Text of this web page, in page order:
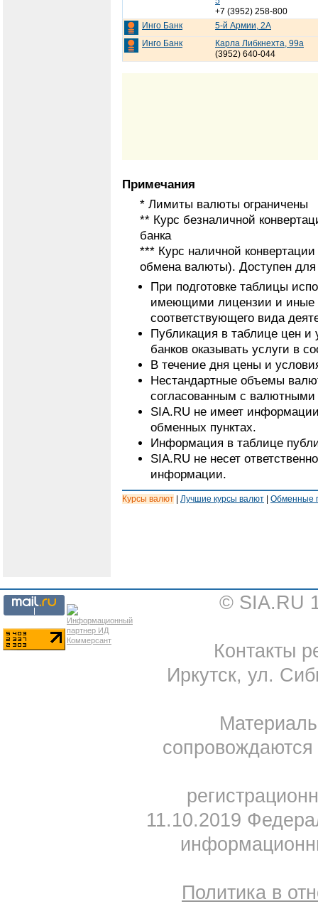
+7 (3952) 258-800
Инго Банк
5-й Армии, 2А
Инго Банк
Карла Либкнехта, 99а
(3952) 640-044
Примечания
* Лимиты валюты ограничены
** Курс безналичной
банка
*** Курс наличной
обмена валюты). Доступен для
При подготовке таблицы
имеющими лицензии и иные
соответствующего вида
Публикация в таблице цен и
банков оказывать услуги в
В течение дня цены и
Нестандартные объемы
согласованным с валютными
SIA.RU не имеет
обменных пунктах.
Информация в таблице
SIA.RU не несет
информации.
Курсы валют Лучшие курсы валют Обменные
© SIA.RU
Контакты
Иркутск, ул.
11.10.2019
Политика в